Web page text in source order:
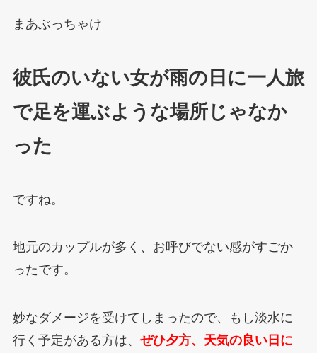
まあぶっちゃけ
彼氏のいない女が雨の日に一人旅
で足を運ぶような場所じゃなか
った
ですね。
地元のカップルが多く、お呼びでない感がすごか
ったです。
妙なダメージを受けてしまったので、もし淡水に
行く予定がある方は、 ぜひ夕方、天気の良い日に